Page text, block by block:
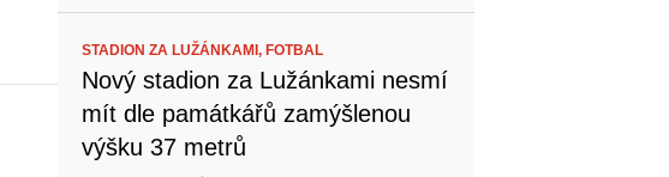
STADION ZA LUŽÁNKAMI,FOTBAL
Nový stadion za Lužánkami nesmí
mít dle památkářů zamýšlenou
výšku 37 metrů